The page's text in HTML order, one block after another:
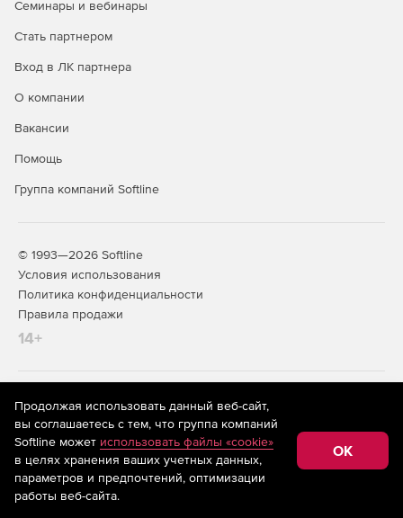
Семинары и вебинары
Стать партнером
Вход в ЛК партнера
О компании
Вакансии
Помощь
Группа компаний Softline
© 1993—2026 Softline
Условия использования
Политика конфиденциальности
Правила продажи
14+
На информационном ресурсе store.softline.ru применяются
рекомендательные технологии
(информационные технологии
предоставления информации на основе сбора,
систематизации и анализа сведений, относящихся к
предпочтениям пользователей сети «Интернет»,
находящихся на территории Российской Федерации)
Продолжая использовать данный веб-сайт,
вы соглашаетесь с тем, что группа компаний
Softline может использовать файлы «cookie»
в целях хранения ваших учетных данных,
параметров и предпочтений, оптимизации
работы веб-сайта.
OK